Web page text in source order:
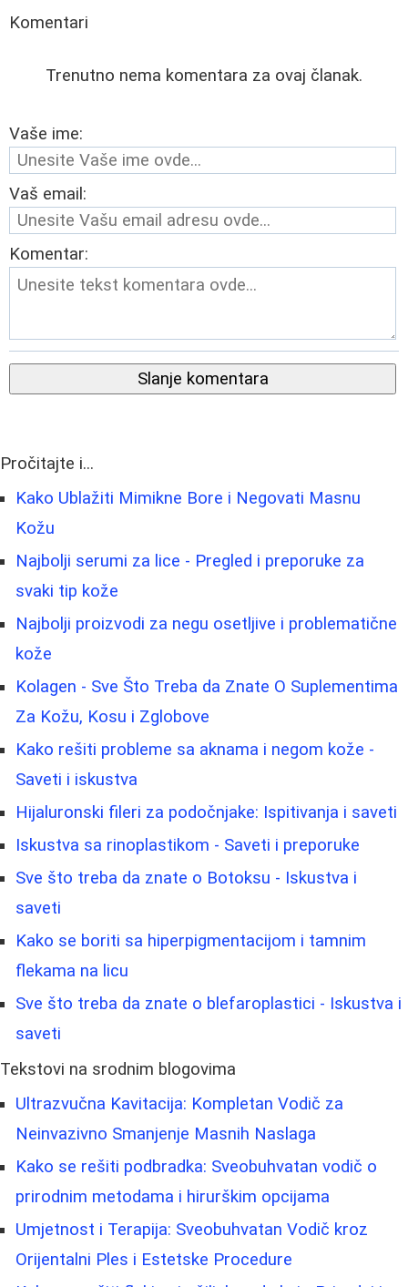
Komentari
Trenutno nema komentara za ovaj članak.
Vaše ime:
Vaš email:
Komentar:
Slanje komentara
Pročitajte i...
Kako Ublažiti Mimikne Bore i Negovati Masnu
Kožu
Najbolji serumi za lice - Pregled i preporuke za
svaki tip kože
Najbolji proizvodi za negu osetljive i problematične
kože
Kolagen - Sve Što Treba da Znate O Suplementima
Za Kožu, Kosu i Zglobove
Kako rešiti probleme sa aknama i negom kože -
Saveti i iskustva
Hijaluronski fileri za podočnjake: Ispitivanja i saveti
Iskustva sa rinoplastikom - Saveti i preporuke
Sve što treba da znate o Botoksu - Iskustva i
saveti
Kako se boriti sa hiperpigmentacijom i tamnim
flekama na licu
Sve što treba da znate o blefaroplastici - Iskustva i
saveti
Tekstovi na srodnim blogovima
Ultrazvučna Kavitacija: Kompletan Vodič za
Neinvazivno Smanjenje Masnih Naslaga
Kako se rešiti podbradka: Sveobuhvatan vodič o
prirodnim metodama i hirurškim opcijama
Umjetnost i Terapija: Sveobuhvatan Vodič kroz
Orijentalni Ples i Estetske Procedure